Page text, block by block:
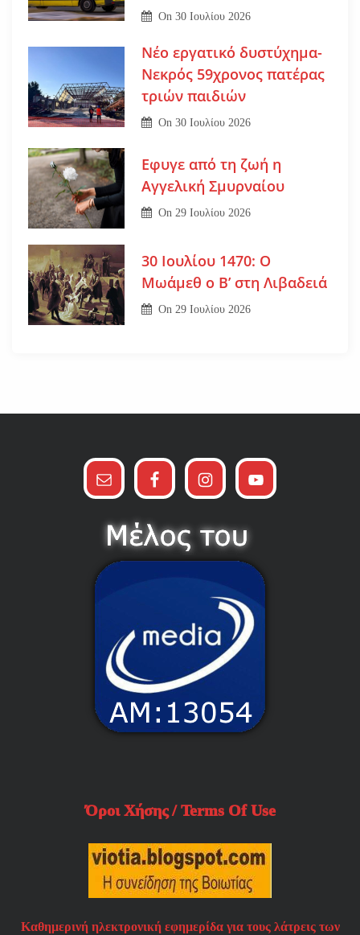
On30 Ιουλίου 2026
Νέο εργατικό δυστύχημα-
Νεκρός 59χρονος πατέρας
τριών παιδιών
On30 Ιουλίου 2026
Εφυγε από τη ζωή η
Αγγελική Σμυρναίου
On29 Ιουλίου 2026
30 Ιουλίου 1470: Ο
Μωάμεθ ο Β’ στη Λιβαδειά
On29 Ιουλίου 2026
Όροι Χήσης / Terms Of Use
Καθημερινή ηλεκτρονική εφημερίδα για τους λάτρεις των